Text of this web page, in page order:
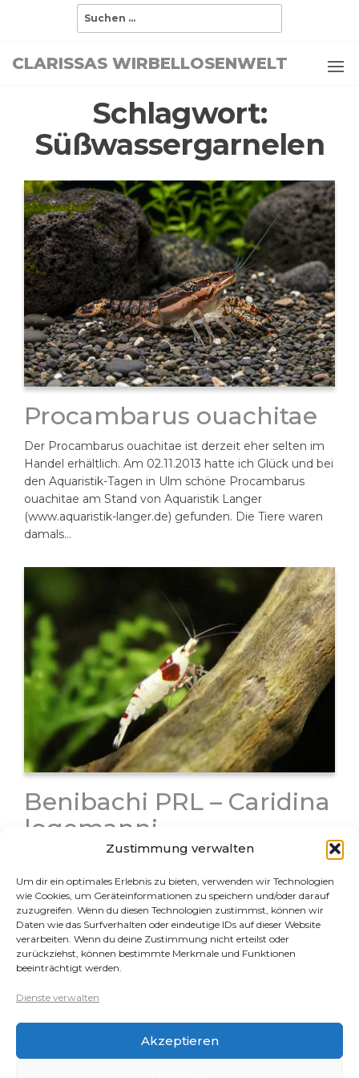
Zustimmung verwalten
Um dir ein optimales Erlebnis zu bieten, verwenden wir Technologien
wie Cookies, um Geräteinformationen zu speichern und/oder darauf
zuzugreifen. Wenn du diesen Technologien zustimmst, können wir
Daten wie das Surfverhalten oder eindeutige IDs auf dieser Website
verarbeiten. Wenn du deine Zustimmung nicht erteilst oder
zurückziehst, können bestimmte Merkmale und Funktionen
beeinträchtigt werden.
Dienste verwalten
Akzeptieren
CLARISSAS WIRBELLOSENWELT
Schlagwort:
Süßwassergarnelen
Procambarus ouachitae
Der Procambarus ouachitae ist derzeit eher selten im
Handel erhältlich. Am 02.11.2013 hatte ich Glück und bei
den Aquaristik-Tagen in Ulm schöne Procambarus
ouachitae am Stand von Aquaristik Langer
(www.aquaristik-langer.de) gefunden. Die Tiere waren
damals…
Benibachi PRL – Caridina
logemanni
Bei der Benibachi Garnele handelt es sich um eine
Zuchtlinie der Caridina logemanni aus Japan. Der
Züchter hat seine Zuchtlinie mit viel Aufwand laufend
selektiert und weiter verbessert. Seine Zuchttiere
waren anfangs extrem hochpreisig und für…